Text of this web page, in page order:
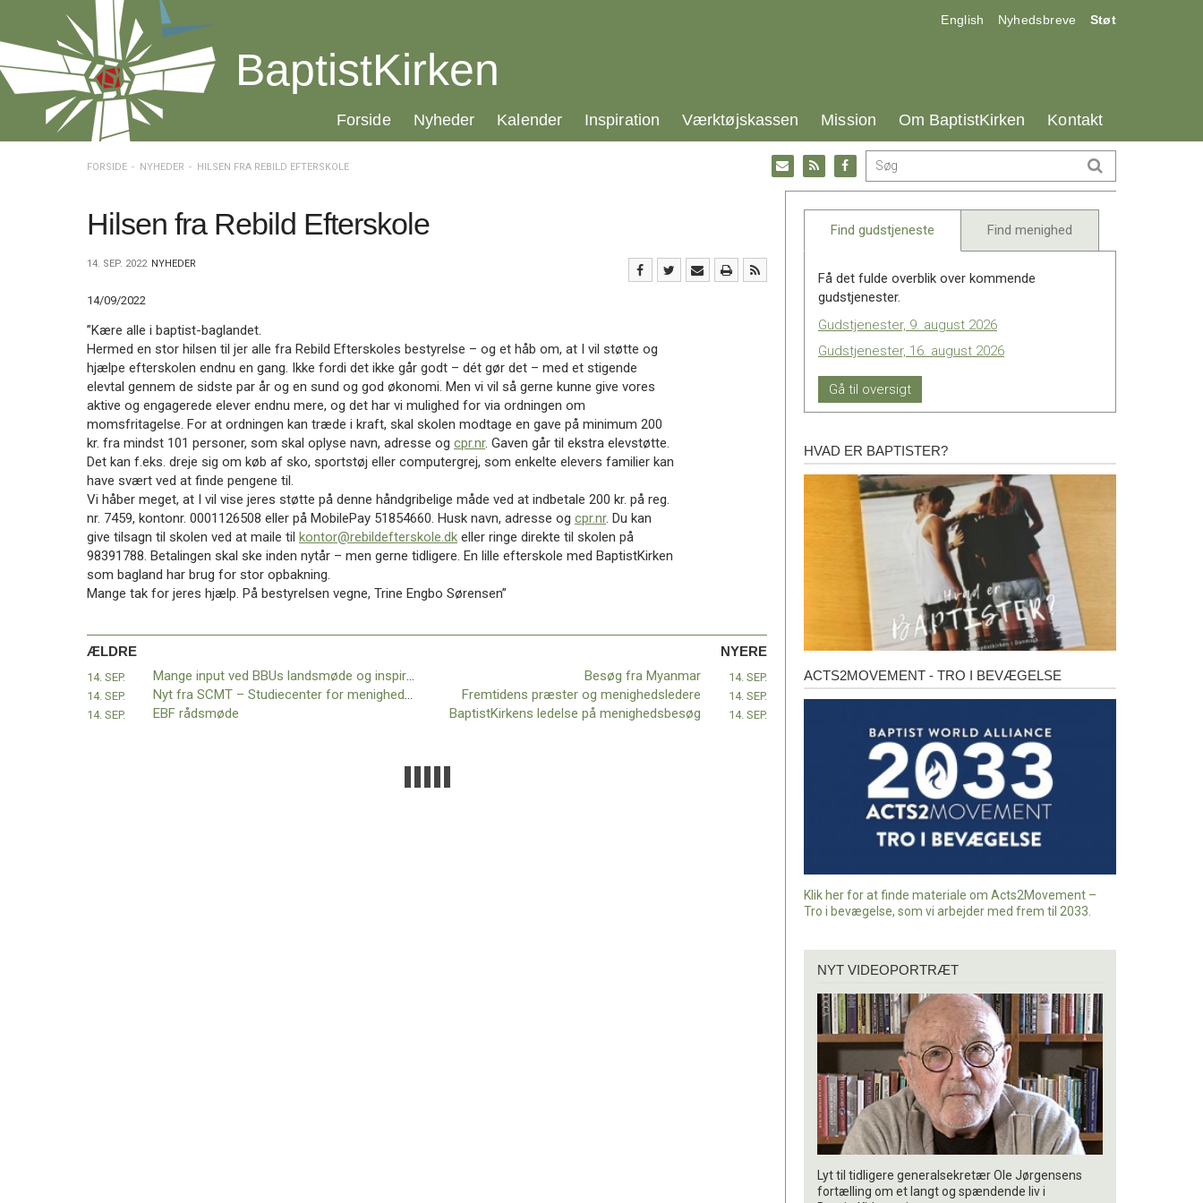
over
og
gå
Vend
tilbage
Værktøjskassen
BaptistKirken
Inspiration
Værktøjskassen
BaptistKirken
17.0:
English 18.0:
Nyhedsbreve 19.0:
Støt
BaptistKirken
20.0:
Forside 21.0:
Nyheder 22.0:
Kalender 23.0:
Inspiration 24.0:
Værktøjskassen 25.0:
Mission 26.0:
Om BaptistKirken 27.0:
Kontakt
FORSIDE NYHEDER HILSEN FRA REBILD EFTERSKOLE
Gå
til:
Facebook
Gå
til:
RSS
feed
Gå
til:
Email
Hilsen fra Rebild Efterskole
14. SEP. 2022 NYHEDER
14/09/2022
”Kære alle i baptist-baglandet.
Hermed en stor hilsen til jer alle fra Rebild Efterskoles bestyrelse – og et håb om, at I vil støtte og
hjælpe efterskolen endnu en gang. Ikke fordi det ikke går godt – dét gør det – med et stigende
elevtal gennem de sidste par år og en sund og god økonomi. Men vi vil så gerne kunne give vores
aktive og engagerede elever endnu mere, og det har vi mulighed for via ordningen om
momsfritagelse. For at ordningen kan træde i kraft, skal skolen modtage en gave på minimum 200
kr. fra mindst 101 personer, som skal oplyse navn, adresse og cpr.nr. Gaven går til ekstra elevstøtte.
Det kan f.eks. dreje sig om køb af sko, sportstøj eller computergrej, som enkelte elevers familier kan
have svært ved at finde pengene til.
Vi håber meget, at I vil vise jeres støtte på denne håndgribelige måde ved at indbetale 200 kr. på reg.
nr. 7459, kontonr. 0001126508 eller på MobilePay 51854660. Husk navn, adresse og cpr.nr. Du kan
give tilsagn til skolen ved at maile til kontor@rebildefterskole.dk eller ringe direkte til skolen på
98391788. Betalingen skal ske inden nytår – men gerne tidligere. En lille efterskole med BaptistKirken
som bagland har brug for stor opbakning.
Mange tak for jeres hjælp. På bestyrelsen vegne, Trine Engbo Sørensen”
ÆLDRE
14. SEP. Mange input ved BBUs landsmøde og inspirationsdag
14. SEP. Nyt fra SCMT – Studiecenter for menighedsbaseret teologi
14. SEP. EBF rådsmøde
NYERE
Besøg fra Myanmar 14. SEP.
Fremtidens præster og menighedsledere 14. SEP.
BaptistKirkens ledelse på menighedsbesøg 14. SEP.
Find gudstjeneste Find menighed
Få det fulde overblik over kommende
gudstjenester.
Gudstjenester, 9. august 2026
Gudstjenester, 16. august 2026
Gå til oversigt
Hvad
er
baptister?
HVAD ER BAPTISTER?
Acts2Movement
ACTS2MOVEMENT - TRO I BEVÆGELSE
Klik her for at finde materiale om Acts2Movement –
Tro i bevægelse, som vi arbejder med frem til 2033.
videoportræt
NYT VIDEOPORTRÆT
Lyt til tidligere generalsekretær Ole Jørgensens
fortælling om et langt og spændende liv i